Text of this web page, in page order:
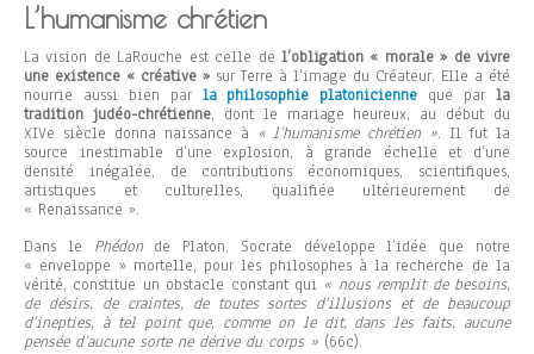
L’humanisme chrétien
La vision de LaRouche est celle de l’obligation « morale » de vivre
une existence « créative » sur Terre à l’image du Créateur. Elle a été
nourrie aussi bien par la philosophie platonicienne que parla
tradition judéo-chrétienne, dont le mariage heureux, au début du
XIVe siècle donna naissance à « l’humanisme chrétien ». Il fut la
source inestimable d’une explosion, à grande échelle et d’une
densité inégalée, de contributions économiques, scientifiques,
artistiques et culturelles, qualifiée ultérieurement de
« Renaissance ».
Dans le Phédonde Platon, Socrate développe l’idée que notre
« enveloppe » mortelle, pour les philosophes à la recherche de la
vérité, constitue un obstacle constant qui « nous remplit de besoins,
de désirs, de craintes, de toutes sortes d’illusions et de beaucoup
d’inepties, à tel point que, comme on le dit, dans les faits, aucune
pensée d’aucune sorte ne dérive du corps » (66c).